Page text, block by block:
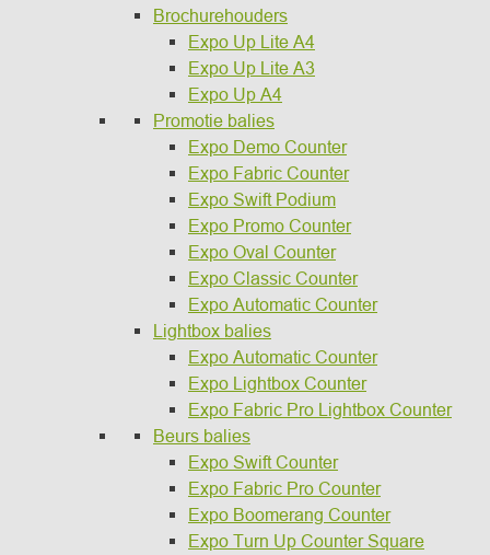
Brochurehouders
Expo Up Lite A4
Expo Up Lite A3
Expo Up A4
Promotie balies
Expo Demo Counter
Expo Fabric Counter
Expo Swift Podium
Expo Promo Counter
Expo Oval Counter
Expo Classic Counter
Expo Automatic Counter
Lightbox balies
Expo Automatic Counter
Expo Lightbox Counter
Expo Fabric Pro Lightbox Counter
Beurs balies
Expo Swift Counter
Expo Fabric Pro Counter
Expo Boomerang Counter
Expo Turn Up Counter Square